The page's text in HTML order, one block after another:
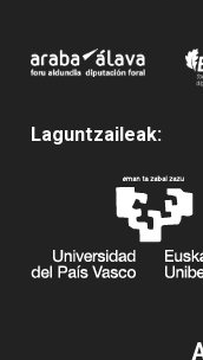
Laguntzaileak: